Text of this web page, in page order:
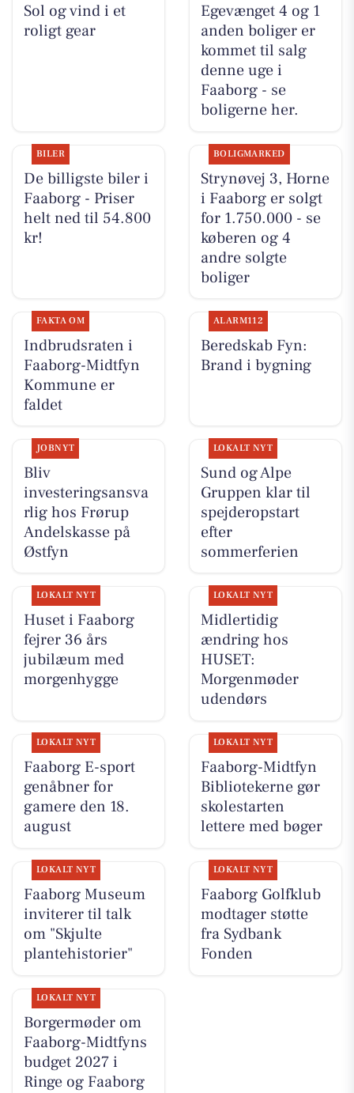
Sol og vind i et
roligt gear
Egevænget 4 og 1
anden boliger er
kommet til salg
denne uge i
Faaborg - se
boligerne her.
BILER
De billigste biler i
Faaborg - Priser
helt ned til 54.800
kr!
BOLIGMARKED
Strynøvej 3, Horne
i Faaborg er solgt
for 1.750.000 - se
køberen og 4
andre solgte
boliger
FAKTA OM
Indbrudsraten i
Faaborg-Midtfyn
Kommune er
faldet
ALARM112
Beredskab Fyn:
Brand i bygning
JOBNYT
Bliv
investeringsansva
rlig hos Frørup
Andelskasse på
Østfyn
LOKALT NYT
Sund og Alpe
Gruppen klar til
spejderopstart
efter
sommerferien
LOKALT NYT
Huset i Faaborg
fejrer 36 års
jubilæum med
morgenhygge
LOKALT NYT
Midlertidig
ændring hos
HUSET:
Morgenmøder
udendørs
LOKALT NYT
Faaborg E-sport
genåbner for
gamere den 18.
august
LOKALT NYT
Faaborg-Midtfyn
Bibliotekerne gør
skolestarten
lettere med bøger
LOKALT NYT
Faaborg Museum
inviterer til talk
om "Skjulte
plantehistorier"
LOKALT NYT
Faaborg Golfklub
modtager støtte
fra Sydbank
Fonden
LOKALT NYT
Borgermøder om
Faaborg-Midtfyns
budget 2027 i
Ringe og Faaborg